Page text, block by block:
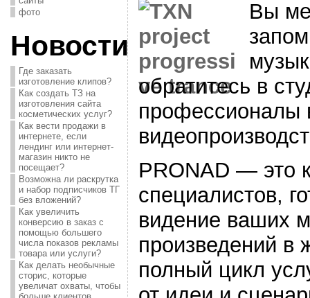
фото
Новости
Где заказать
изготовление клипов?
Как создать ТЗ на
изготовления сайта
косметических услуг?
Как вести продажи в
интернете, если
лендинг или интернет-
магазин никто не
посещает?
Возможна ли раскрутка
и набор подписчиков ТГ
без вложений?
Как увеличить
конверсию в заказ с
помощью большего
числа показов рекламы
товара или услуги?
Как делать необычные
сторис, которые
увеличат охваты, чтобы
Вы
обратитесь в
профессионалы
PRONAD — это
специалистов,
видение ваших
произведений в
полный цикл